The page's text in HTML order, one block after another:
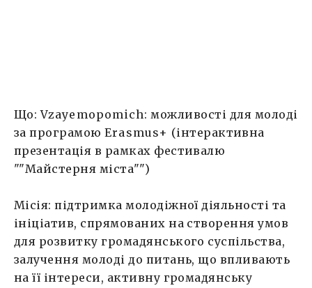
Що:Vzayemopomich: можливості для молоді
за програмоюErasmus+ (інтерактивна
презентація в рамках фестивалю
""Майстерня міста"")
Місія: підтримка молодіжної діяльності та
ініціатив, спрямованих на створення умов
для розвитку громадянського суспільства,
залучення молоді до питань, що впливають
на її інтереси, активну громадянську